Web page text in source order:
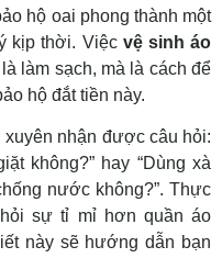
hộ oai phong thành một
kịp thời. Việc vệ sinh áo
làm sạch, mà là cách để
hộ đắt tiền này.
nhận được câu hỏi:
không?” hay “Dùng xà
nước không?”. Thực
sự tỉ mỉ hơn quần áo
này sẽ hướng dẫn bạn